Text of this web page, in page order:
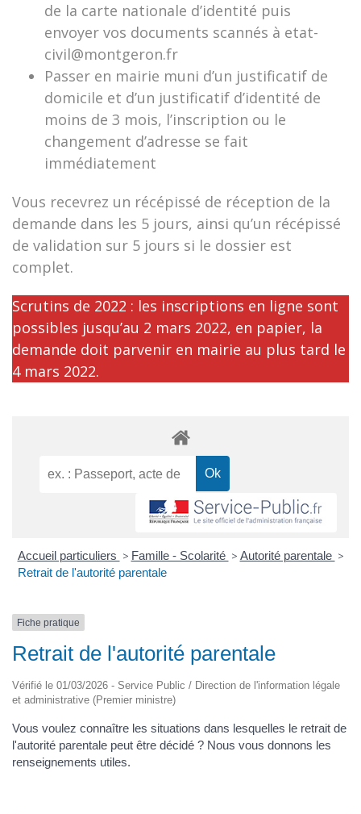
de la carte nationale d’identité puis
envoyer vos documents scannés à etat-
civil@montgeron.fr
Passer en mairie muni d’un justificatif de
domicile et d’un justificatif d’identité de
moins de 3 mois, l’inscription ou le
changement d’adresse se fait
immédiatement
Vous recevrez un récépissé de réception de la
demande dans les 5 jours, ainsi qu’un récépissé
de validation sur 5 jours si le dossier est
complet.
Scrutins de 2022 : les inscriptions en ligne sont
possibles jusqu’au 2 mars 2022, en papier, la
demande doit parvenir en mairie au plus tard le
4 mars 2022.
Accueil particuliers > Famille - Scolarité > Autorité parentale >
Retrait de l'autorité parentale
Fiche pratique
Retrait de l'autorité parentale
Vérifié le 01/03/2026 - Service Public / Direction de l'information légale
et administrative (Premier ministre)
Vous voulez connaître les situations dans lesquelles le retrait de
l'autorité parentale peut être décidé ? Nous vous donnons les
renseignements utiles.